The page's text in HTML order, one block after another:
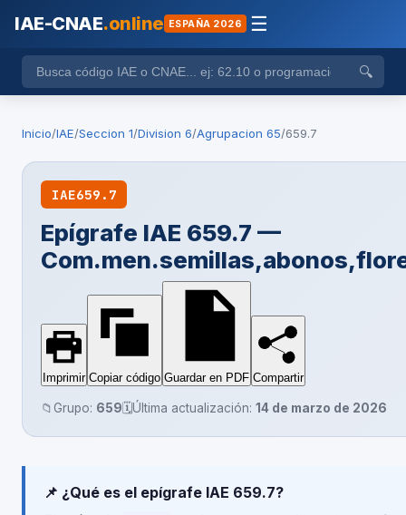
IAE-CNAE.online ESPAÑA 2026 ☰
🔍
Inicio/IAE/Seccion 1/Division 6/Agrupacion 65/659.7
IAE659.7
Epígrafe IAE 659.7 —
Imprimir Copiar código Guardar en PDF Compartir
📁 Grupo: 659🗓️Última actualización: 14 de marzo de 2026
📌 ¿Qué es el epígrafe IAE 659.7?